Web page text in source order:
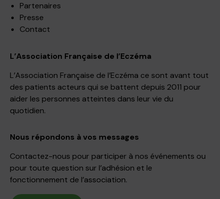
Partenaires
Presse
Contact
L’Association Française de l’Eczéma
L’Association Française de l’Eczéma ce sont avant tout
des patients acteurs qui se battent depuis 2011 pour
aider les personnes atteintes dans leur vie du
quotidien.
Nous répondons à vos messages
Contactez-nous pour participer à nos événements ou
pour toute question sur l’adhésion et le
fonctionnement de l’association.